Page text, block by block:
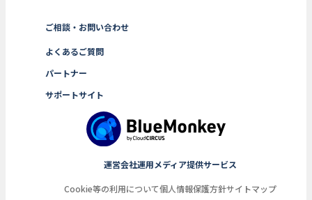
運営会社運用メディア提供サービス
Cookie等の利用について個人情報保護方針サイトマップ
ご相談・お問い合わせ
よくあるご質問
パートナー
サポートサイト